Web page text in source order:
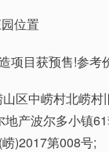
位置
项目获预售!参考
区中崂村北崂
地产波尔多小镇
)2017第008号;